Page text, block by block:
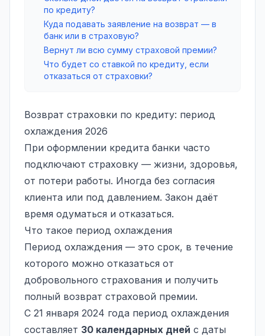
по кредиту?
Куда подавать заявление на возврат — в
банк или в страховую?
Вернут ли всю сумму страховой премии?
Что будет со ставкой по кредиту, если
отказаться от страховки?
Возврат страховки по кредиту: период
охлаждения 2026
При оформлении кредита банки часто
подключают страховку — жизни, здоровья,
от потери работы. Иногда без согласия
клиента или под давлением. Закон даёт
время одуматься и отказаться.
Что такое период охлаждения
Период охлаждения — это срок, в течение
которого можно отказаться от
добровольного страхования и получить
полный возврат страховой премии.
С 21 января 2024 года период охлаждения
составляет 30 календарных дней с даты